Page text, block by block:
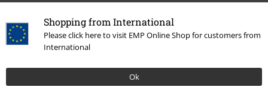
Shopping from International
Please click here to visit EMP Online Shop for customers from
International
Ok
20%
E-Mail Newsletter